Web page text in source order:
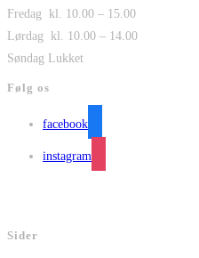
Fredag kl. 10.00 – 15.00
Lørdag kl. 10.00 – 14.00
Søndag Lukket
Følg os
facebook
instagram
Sider